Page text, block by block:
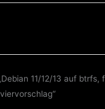
11/12/13 auf btrfs,